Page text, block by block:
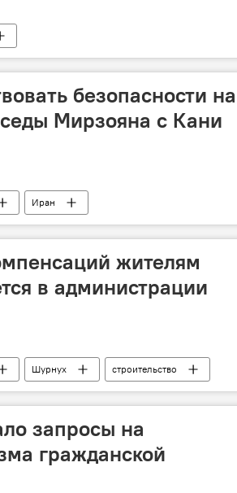
безопасности на
Мирзояна с Кани
Иран
жителям
в администрации
Шурнух строительство
запросы на
гражданской